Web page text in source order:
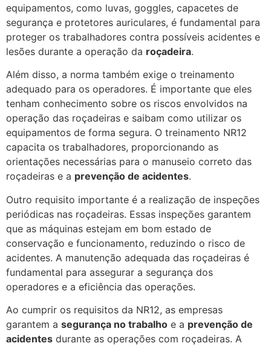
equipamentos, como luvas, goggles, capacetes de
segurança e protetores auriculares, é fundamental para
proteger os trabalhadores contra possíveis acidentes e
lesões durante a operação da roçadeira.
Além disso, a norma também exige o treinamento
adequado para os operadores. É importante que eles
tenham conhecimento sobre os riscos envolvidos na
operação das roçadeiras e saibam como utilizar os
equipamentos de forma segura. O treinamento NR12
capacita os trabalhadores, proporcionando as
orientações necessárias para o manuseio correto das
roçadeiras e a prevenção de acidentes.
Outro requisito importante é a realização de inspeções
periódicas nas roçadeiras. Essas inspeções garantem
que as máquinas estejam em bom estado de
conservação e funcionamento, reduzindo o risco de
acidentes. A manutenção adequada das roçadeiras é
fundamental para assegurar a segurança dos
operadores e a eficiência das operações.
Ao cumprir os requisitos da NR12, as empresas
garantem a segurança no trabalho e a prevenção de
acidentes durante as operações com roçadeiras. A